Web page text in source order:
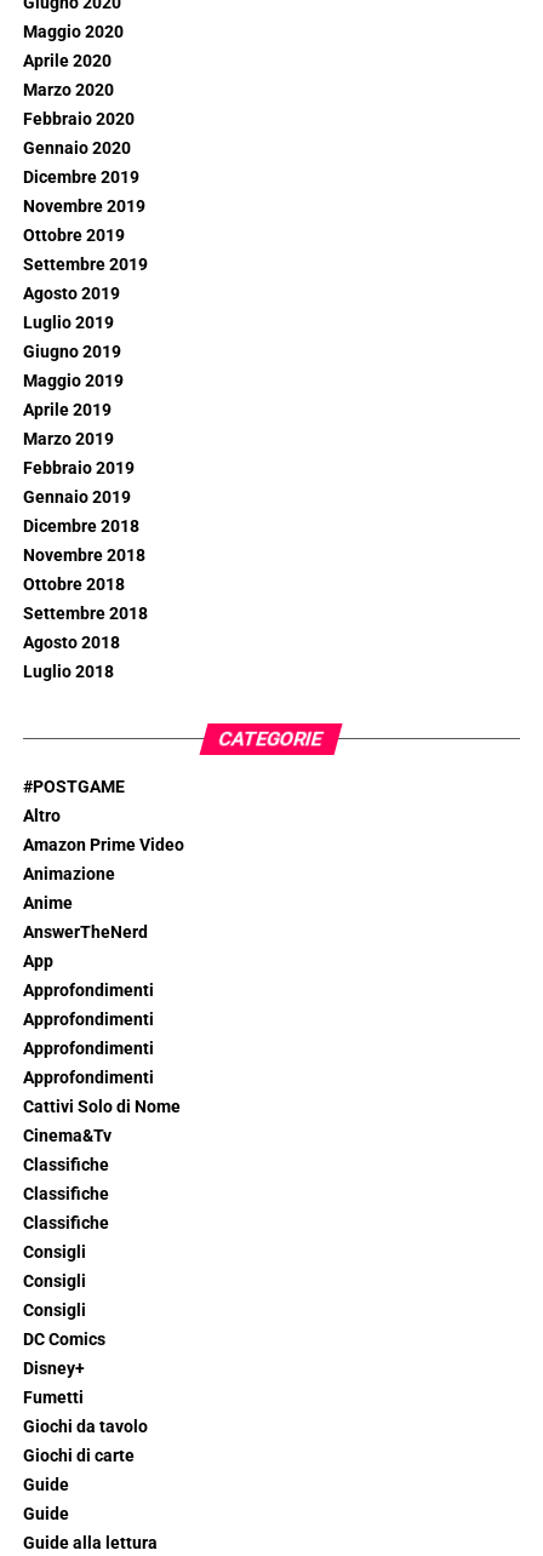
Maggio 2020
Aprile 2020
Marzo 2020
Febbraio 2020
Gennaio 2020
Dicembre 2019
Novembre 2019
Ottobre 2019
Settembre 2019
Agosto 2019
Luglio 2019
Giugno 2019
Maggio 2019
Aprile 2019
Marzo 2019
Febbraio 2019
Gennaio 2019
Dicembre 2018
Novembre 2018
Ottobre 2018
Settembre 2018
Agosto 2018
Luglio 2018
CATEGORIE
#POSTGAME
Altro
Amazon Prime Video
Animazione
Anime
AnswerTheNerd
App
Approfondimenti
Approfondimenti
Approfondimenti
Approfondimenti
Cattivi Solo di Nome
Cinema&Tv
Classifiche
Classifiche
Classifiche
Consigli
Consigli
Consigli
DC Comics
Disney+
Fumetti
Giochi da tavolo
Giochi di carte
Guide
Guide
Guide alla lettura